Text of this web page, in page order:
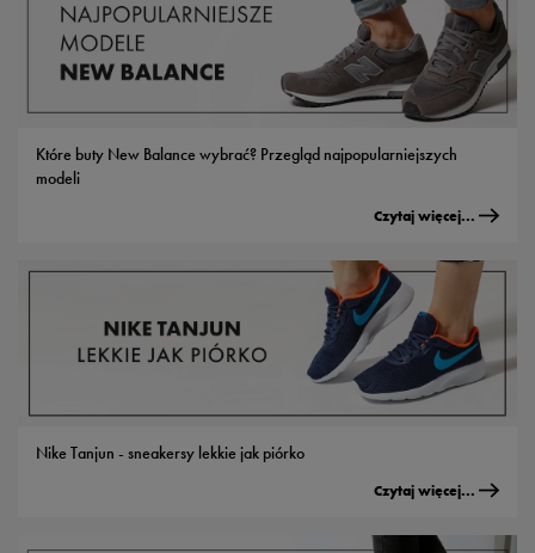
Które buty New Balance wybrać? Przegląd najpopularniejszych
modeli
Czytaj więcej...
Nike Tanjun - sneakersy lekkie jak piórko
Czytaj więcej...